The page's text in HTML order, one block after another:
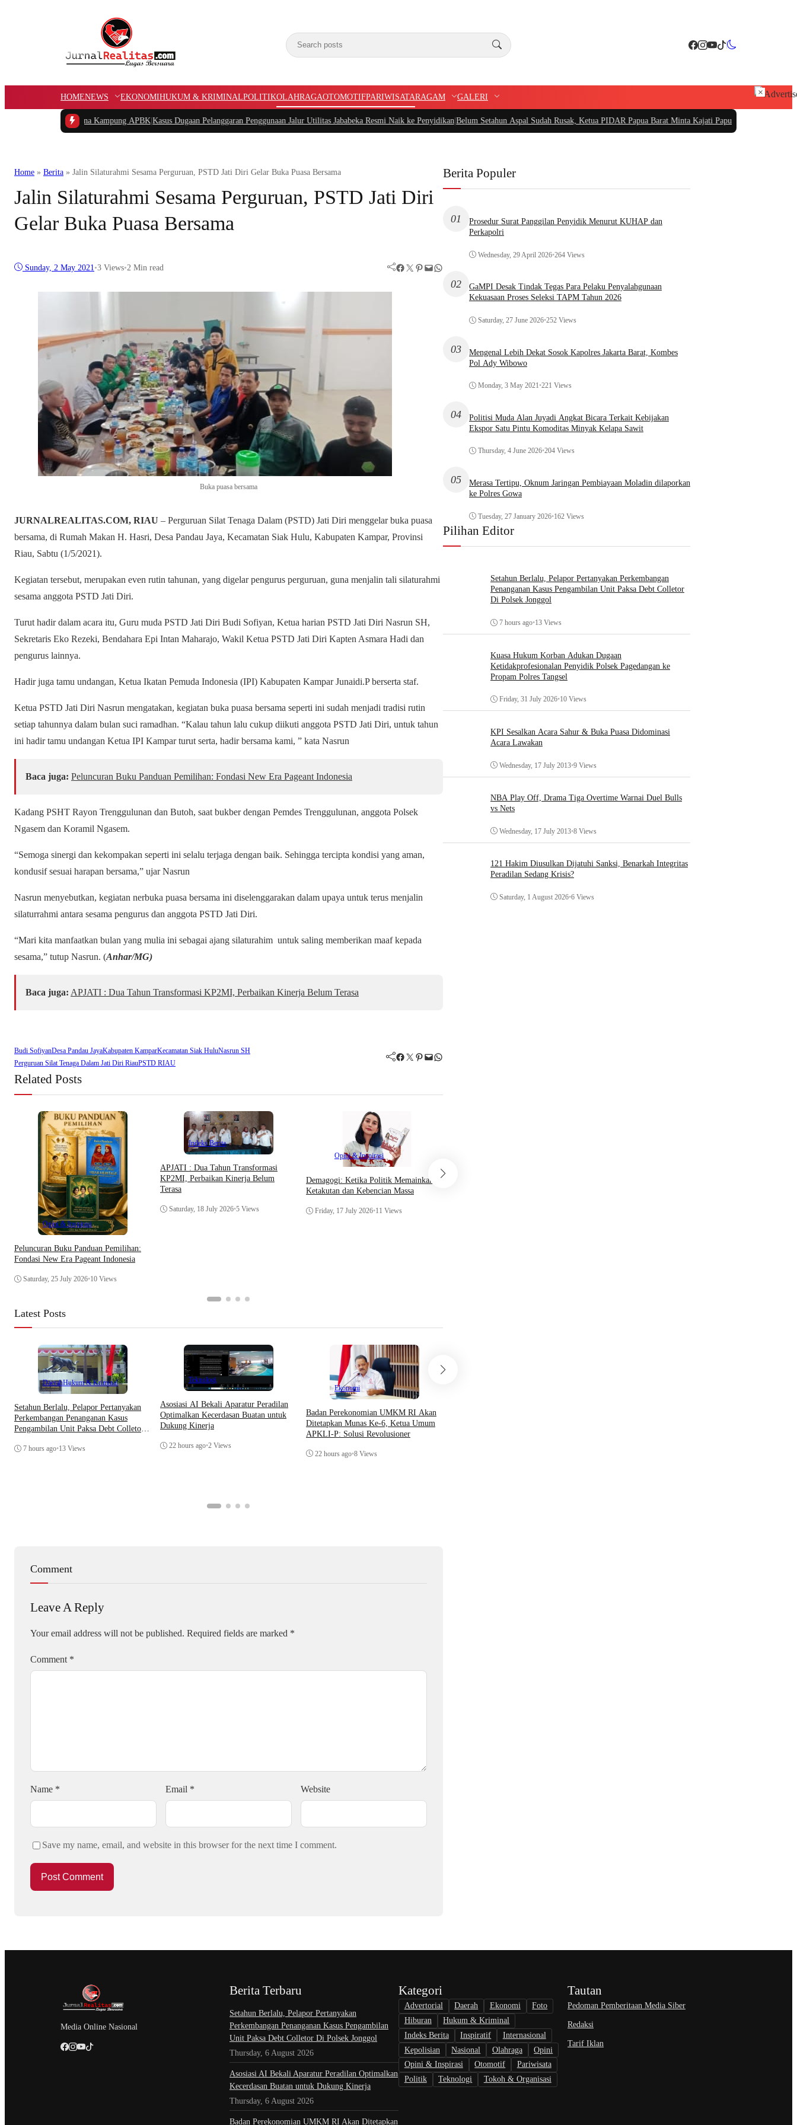
HOMENEWS EKONOMIHUKUM & KRIMINALPOLITIKOLAHRAGAOTOMOTIFPARIWISATARAGAM GALERI
Dana Kampung APBK|Kasus Dugaan Pelanggaran Penggunaan Jalur Utilitas Jababeka Resmi Naik ke Penyidikan|Belum Setahun Aspal Sudah Rusak, Ketua PIDAR Papua Barat Minta Kajati Papua Periksa PT. Fajar Papua
Home » Berita » Jalin Silaturahmi Sesama Perguruan, PSTD Jati Diri Gelar Buka Puasa Bersama
Jalin Silaturahmi Sesama Perguruan, PSTD Jati Diri
Gelar Buka Puasa Bersama
Sunday, 2 May 2021 •3 Views•2 Min read Facebook Twitter Pinterest Mail WhatsApp
Buka puasa bersama
JURNALREALITAS.COM, RIAU – Perguruan Silat Tenaga Dalam (PSTD) Jati Diri menggelar buka puasa
bersama, di Rumah Makan H. Hasri, Desa Pandau Jaya, Kecamatan Siak Hulu, Kabupaten Kampar, Provinsi
Riau, Sabtu (1/5/2021).
Kegiatan tersebut, merupakan even rutin tahunan, yang digelar pengurus perguruan, guna menjalin tali silaturahmi
sesama anggota PSTD Jati Diri.
Turut hadir dalam acara itu, Guru muda PSTD Jati Diri Budi Sofiyan, Ketua harian PSTD Jati Diri Nasrun SH,
Sekretaris Eko Rezeki, Bendahara Epi Intan Maharajo, Wakil Ketua PSTD Jati Diri Kapten Asmara Hadi dan
pengurus lainnya.
Hadir juga tamu undangan, Ketua Ikatan Pemuda Indonesia (IPI) Kabupaten Kampar Junaidi.P berserta staf.
Ketua PSTD Jati Diri Nasrun mengatakan, kegiatan buka puasa bersama seperti ini sudah menjadi tradisi rutin
setiap tahunnya dalam bulan suci ramadhan. “Kalau tahun lalu cukup diikuti anggota PSTD Jati Diri, untuk tahun
ini hadir tamu undangan Ketua IPI Kampar turut serta, hadir bersama kami, ” kata Nasrun
Baca juga: Peluncuran Buku Panduan Pemilihan: Fondasi New Era Pageant Indonesia
Kadang PSHT Rayon Trenggulunan dan Butoh, saat bukber dengan Pemdes Trenggulunan, anggota Polsek
Ngasem dan Koramil Ngasem.
“Semoga sinergi dan kekompakan seperti ini selalu terjaga dengan baik. Sehingga tercipta kondisi yang aman,
kondusif sesuai harapan bersama,” ujar Nasrun
Nasrun menyebutkan, kegiatan nerbuka puasa bersama ini diselenggarakan dalam upaya untuk terus menjalin
silaturrahmi antara sesama pengurus dan anggota PSTD Jati Diri.
“Mari kita manfaatkan bulan yang mulia ini sebagai ajang silaturahim untuk saling memberikan maaf kepada
sesama,” tutup Nasrun. (Anhar/MG)
Baca juga: APJATI : Dua Tahun Transformasi KP2MI, Perbaikan Kinerja Belum Terasa
Budi SofiyanDesa Pandau JayaKabupaten KamparKecamatan Siak HuluNasrun SH
Perguruan Silat Tenaga Dalam Jati Diri RiauPSTD RIAU
Facebook Twitter Pinterest Mail WhatsApp
Related Posts
Opini & Inspirasi
Peluncuran Buku Panduan Pemilihan:
Fondasi New Era Pageant Indonesia
Saturday, 25 July 2026•10 Views
Indeks Berita
APJATI : Dua Tahun Transformasi
KP2MI, Perbaikan Kinerja Belum
Terasa
Saturday, 18 July 2026•5 Views
Opini & Inspirasi
Demagogi: Ketika Politik Memainkan
Ketakutan dan Kebencian Massa
Friday, 17 July 2026•11 Views
Latest Posts
DaerahHukum & Kriminal
Setahun Berlalu, Pelapor Pertanyakan
Perkembangan Penanganan Kasus
Pengambilan Unit Paksa Debt Colletor
7 hours ago•13 Views
Teknologi
Asosiasi AI Bekali Aparatur Peradilan
Optimalkan Kecerdasan Buatan untuk
Dukung Kinerja
22 hours ago•2 Views
Ekonomi
Badan Perekonomian UMKM RI Akan
Ditetapkan Munas Ke-6, Ketua Umum
APKLI-P: Solusi Revolusioner
22 hours ago•8 Views
Comment
Leave A Reply
Your email address will not be published. Required fields are marked *
Comment *
Name * Email * Website
Save my name, email, and website in this browser for the next time I comment.
Berita Populer
01
Prosedur Surat Panggilan Penyidik Menurut KUHAP dan
Perkapolri
Wednesday, 29 April 2026•264 Views
02
GaMPI Desak Tindak Tegas Para Pelaku Penyalahgunaan
Kekuasaan Proses Seleksi TAPM Tahun 2026
Saturday, 27 June 2026•252 Views
03
Mengenal Lebih Dekat Sosok Kapolres Jakarta Barat, Kombes
Pol Ady Wibowo
Monday, 3 May 2021•221 Views
04
Politisi Muda Alan Juyadi Angkat Bicara Terkait Kebijakan
Ekspor Satu Pintu Komoditas Minyak Kelapa Sawit
Thursday, 4 June 2026•204 Views
05
Merasa Tertipu, Oknum Jaringan Pembiayaan Moladin dilaporkan
ke Polres Gowa
Tuesday, 27 January 2026•162 Views
Pilihan Editor
Setahun Berlalu, Pelapor Pertanyakan Perkembangan
Penanganan Kasus Pengambilan Unit Paksa Debt Colletor
Di Polsek Jonggol
7 hours ago•13 Views
Kuasa Hukum Korban Adukan Dugaan
Ketidakprofesionalan Penyidik Polsek Pagedangan ke
Propam Polres Tangsel
Friday, 31 July 2026•10 Views
KPI Sesalkan Acara Sahur & Buka Puasa Didominasi
Acara Lawakan
Wednesday, 17 July 2013•9 Views
NBA Play Off, Drama Tiga Overtime Warnai Duel Bulls
vs Nets
Wednesday, 17 July 2013•8 Views
121 Hakim Diusulkan Dijatuhi Sanksi, Benarkah Integritas
Peradilan Sedang Krisis?
Saturday, 1 August 2026•6 Views
Media Online Nasional
Berita Terbaru
Setahun Berlalu, Pelapor Pertanyakan
Perkembangan Penanganan Kasus Pengambilan
Unit Paksa Debt Colletor Di Polsek Jonggol
Thursday, 6 August 2026
Asosiasi AI Bekali Aparatur Peradilan Optimalkan
Kecerdasan Buatan untuk Dukung Kinerja
Thursday, 6 August 2026
Badan Perekonomian UMKM RI Akan Ditetapkan
Kategori
Advertorial Daerah Ekonomi
Foto
Hiburan
Hukum & Kriminal
Indeks Berita
Inspiratif
Internasional
Kepolisian
Nasional Olahraga
Opini
Opini & Inspirasi
Otomotif
Pariwisata
Politik
Teknologi Tokoh & Organisasi
Tautan
Pedoman Pemberitaan Media Siber
Redaksi
Tarif Iklan
×